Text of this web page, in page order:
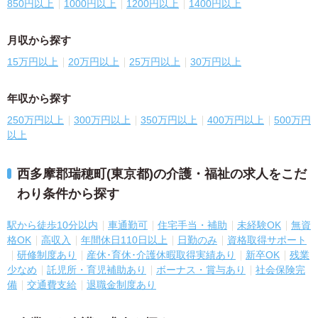
850円以上 1000円以上 1200円以上 1400円以上
月収から探す
15万円以上 20万円以上 25万円以上 30万円以上
年収から探す
250万円以上 300万円以上 350万円以上 400万円以上
500万円
以上
西多摩郡瑞穂町(東京都)の介護・福祉の求人をこだ
わり条件から探す
駅から徒歩10分以内 車通勤可 住宅手当・補助 未経験OK
無資
格OK
高収入 年間休日110日以上 日勤のみ
資格取得サポート
研修制度あり
産休･育休･介護休暇取得実績あり 新卒OK
残業
少なめ
託児所・育児補助あり ボーナス・賞与あり
社会保険完
備
交通費支給 退職金制度あり